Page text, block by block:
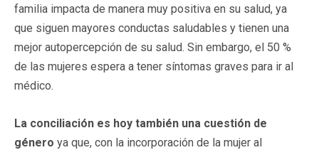
familia impacta de manera muy positiva en su salud, ya
que siguen mayores conductas saludables y tienen una
mejor autopercepción de su salud. Sin embargo, el 50 %
de las mujeres espera a tener síntomas graves para ir al
médico.
La conciliación es hoy también una cuestión de
género ya que, con la incorporación de la mujer al